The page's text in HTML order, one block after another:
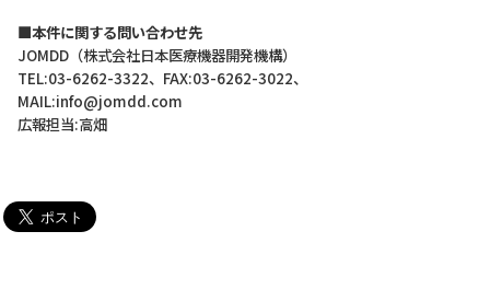
■本件に関する問い合わせ先
JOMDD（株式会社日本医療機器開発機構）
TEL:03-6262-3322、FAX:03-6262-3022、
MAIL:info@jomdd.com
広報担当:高畑